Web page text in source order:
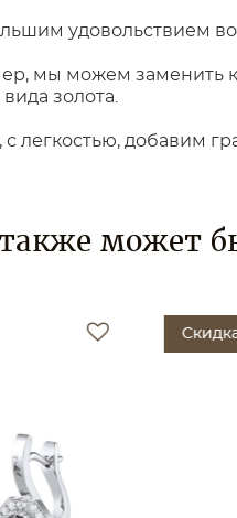
удовольствием
мы можем заменить
золота.
с легкостью, добавим
может
Скидка